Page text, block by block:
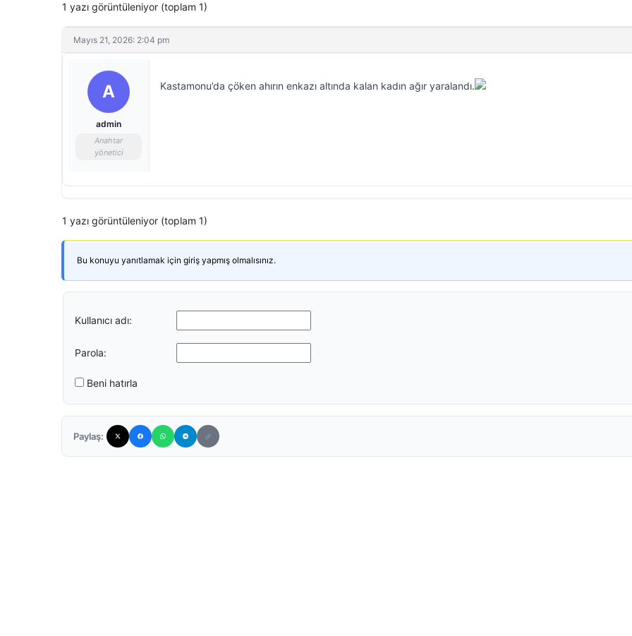
1 yazı görüntüleniyor (toplam 1)
Mayıs 21, 2026: 2:04 pm
A
admin
Anahtar
yönetici
Kastamonu’da çöken ahırın enkazı altında kalan kadın ağır yaralandı.
1 yazı görüntüleniyor (toplam 1)
Bu konuyu yanıtlamak için giriş yapmış olmalısınız.
Kullanıcı adı:
Parola:
Beni hatırla
Paylaş: